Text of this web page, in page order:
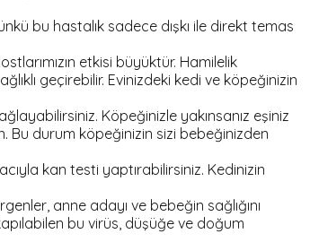
bu hastalık sadece dışkı ile direkt temas
etkisi büyüktür. Hamilelik
geçirebilir. Evinizdeki kedi ve köpeğinizin
Köpeğinizle yakınsanız eşiniz
Bu durum köpeğinizin sizi bebeğinizden
kan testi yaptırabilirsiniz. Kedinizin
anne adayı ve bebeğin sağlığını
bu virüs, düşüğe ve doğum